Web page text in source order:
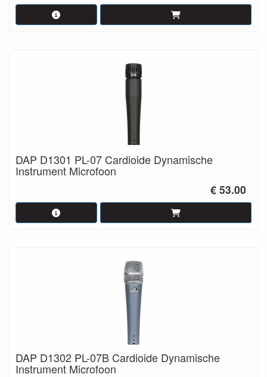
DAP D1301 PL-07 Cardioide Dynamische
Instrument Microfoon
€ 53.00
DAP D1302 PL-07B Cardioide Dynamische
Instrument Microfoon